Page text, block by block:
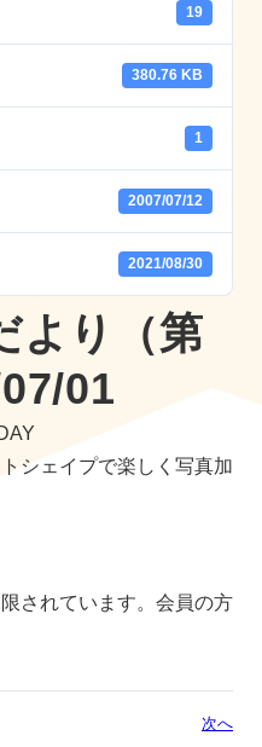
19
380.76 KB
1
2007/07/12
2021/08/30
より（第
01
シェイプで楽しく写真加
されています。会員の方
次へ